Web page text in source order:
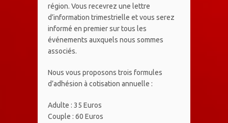
région. Vous recevrez une lettre
d’information trimestrielle et vous serez
informé en premier sur tous les
événements auxquels nous sommes
associés.
Nous vous proposons trois formules
d’adhésion à cotisation annuelle :
Adulte : 35 Euros
Couple : 60 Euros